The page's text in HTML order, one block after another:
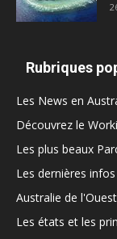
Rubriques
Les News en
Découvrez le
Les plus beaux
Les dernières
Australie de
Les états et les